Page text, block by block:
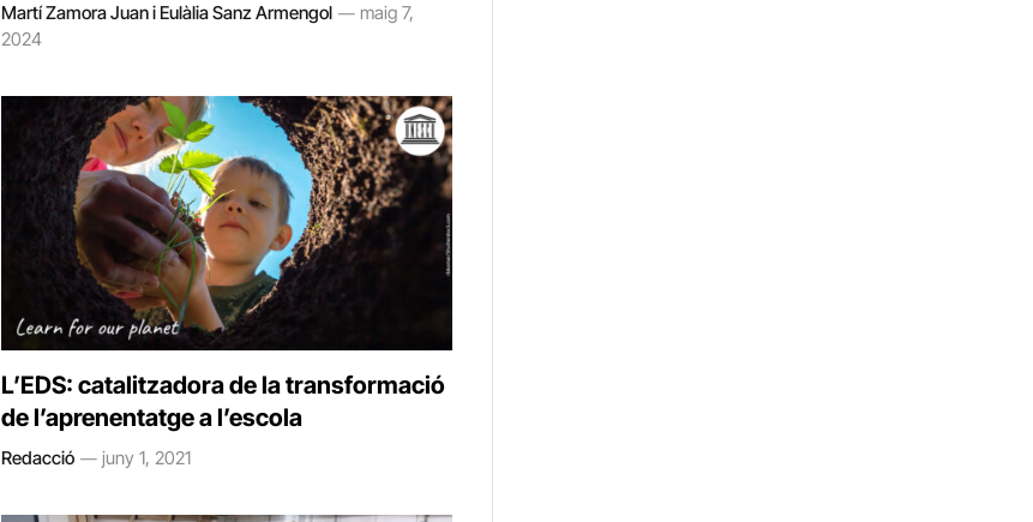
Martí Zamora Juan i Eulàlia Sanz Armengol
maig 7,
2024
L’EDS: catalitzadora de la transformació
de l’aprenentatge a l’escola
Redacció juny 1, 2021